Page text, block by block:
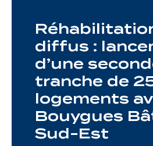
diffus :
d’une
tranche de
logements
Bouygues
Sud-Est